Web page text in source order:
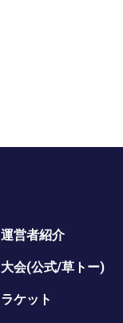
運営者紹介
大会(公式/草トー)
ラケット